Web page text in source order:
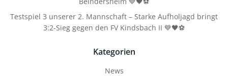
Testspiel 3 unserer 2. Mannschaft – Starke Aufholjagd bringt
3:2-Sieg gegen den FV Kindsbach II 💙🖤⚽
Kategorien
News